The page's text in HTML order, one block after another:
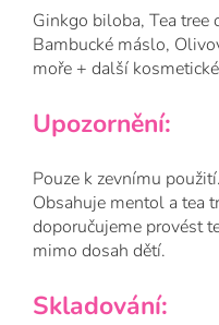
Ginkgo biloba, Tea
Bambucké máslo,
moře + další
Upozornění:
Pouze k zevnímu
Obsahuje mentol a tea
doporučujeme provést
mimo dosah dětí.
Skladování: